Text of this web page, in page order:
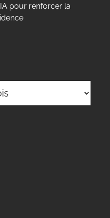
pour renforcer la